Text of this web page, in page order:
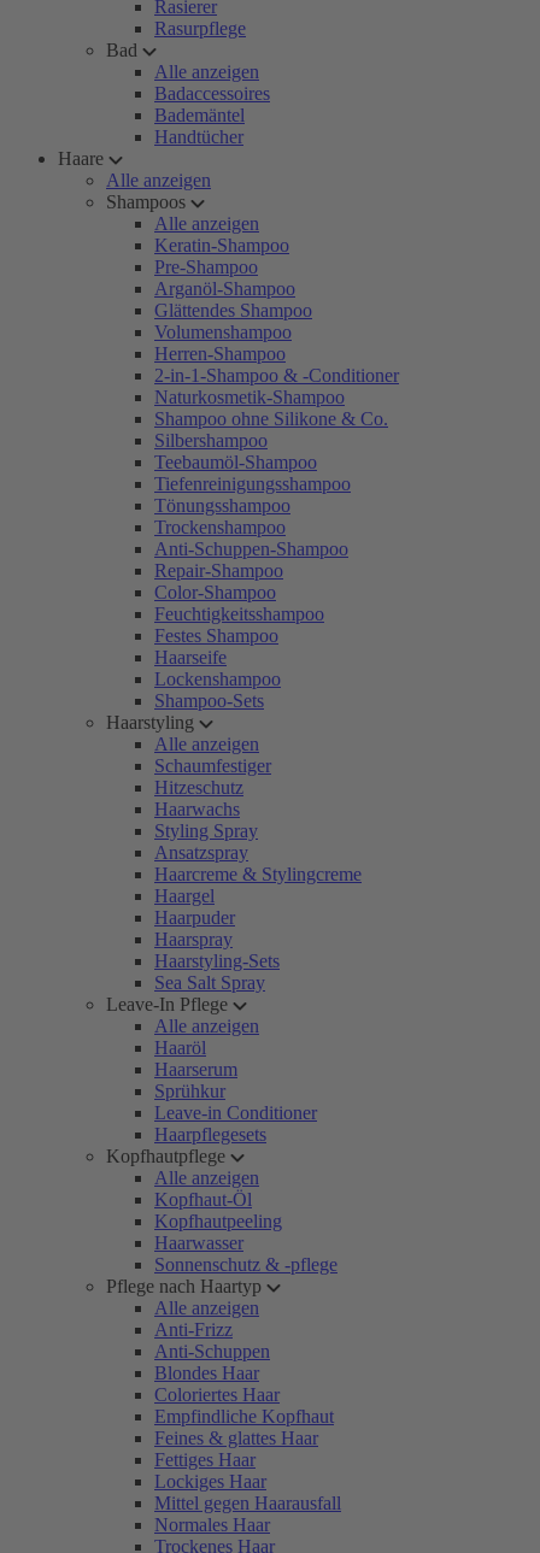
Rasierer
Rasurpflege
Bad
Alle anzeigen
Badaccessoires
Bademäntel
Handtücher
Haare
Alle anzeigen
Shampoos
Alle anzeigen
Keratin-Shampoo
Pre-Shampoo
Arganöl-Shampoo
Glättendes Shampoo
Volumenshampoo
Herren-Shampoo
2-in-1-Shampoo & -Conditioner
Naturkosmetik-Shampoo
Shampoo ohne Silikone & Co.
Silbershampoo
Teebaumöl-Shampoo
Tiefenreinigungsshampoo
Tönungsshampoo
Trockenshampoo
Anti-Schuppen-Shampoo
Repair-Shampoo
Color-Shampoo
Feuchtigkeitsshampoo
Festes Shampoo
Haarseife
Lockenshampoo
Shampoo-Sets
Haarstyling
Alle anzeigen
Schaumfestiger
Hitzeschutz
Haarwachs
Styling Spray
Ansatzspray
Haarcreme & Stylingcreme
Haargel
Haarpuder
Haarspray
Haarstyling-Sets
Sea Salt Spray
Leave-In Pflege
Alle anzeigen
Haaröl
Haarserum
Sprühkur
Leave-in Conditioner
Haarpflegesets
Kopfhautpflege
Alle anzeigen
Kopfhaut-Öl
Kopfhautpeeling
Haarwasser
Sonnenschutz & -pflege
Pflege nach Haartyp
Alle anzeigen
Anti-Frizz
Anti-Schuppen
Blondes Haar
Coloriertes Haar
Empfindliche Kopfhaut
Feines & glattes Haar
Fettiges Haar
Lockiges Haar
Mittel gegen Haarausfall
Normales Haar
Trockenes Haar